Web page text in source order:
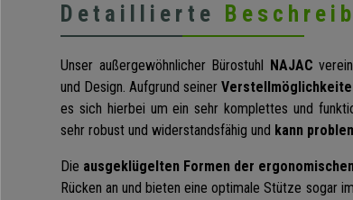
Detaillierte
Unser außergewöhnlicher Bürostuhl NAJAC
und Design. Aufgrund seiner
es sich hierbei um ein sehr komplettes und
sehr robust und widerstandsfähig und kann
Die ausgeklügelten Formen der
Rücken an und bieten eine optimale Stütze sogar